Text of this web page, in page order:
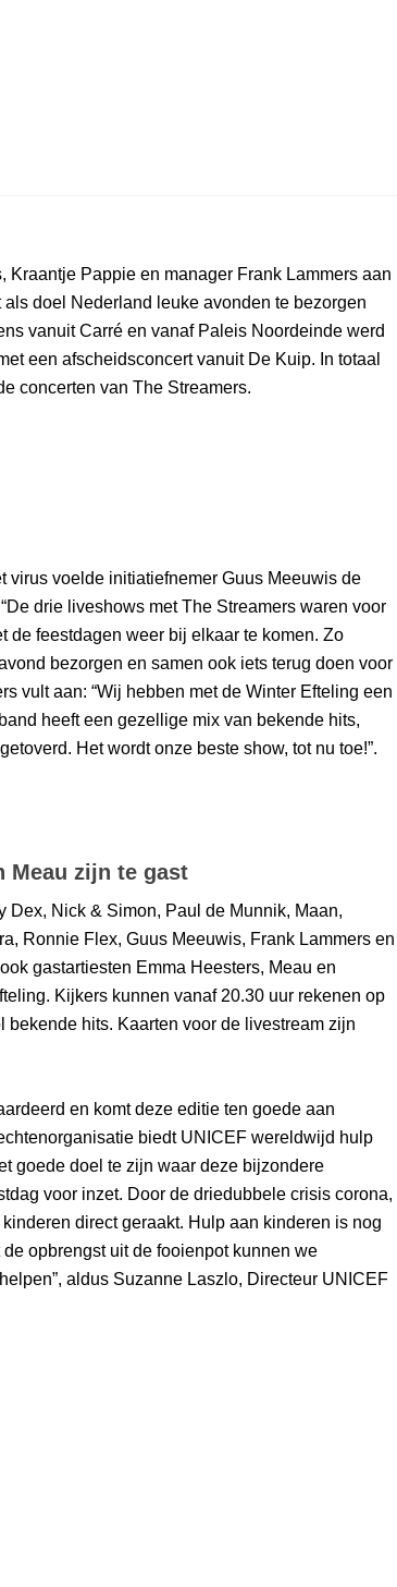
Kraantje Pappie en manager Frank Lammers aan
doel Nederland leuke avonden te bezorgen
vanuit Carré en vanaf Paleis Noordeinde werd
een afscheidsconcert vanuit De Kuip. In totaal
concerten van The Streamers.
virus voelde initiatiefnemer Guus Meeuwis de
drie liveshows met The Streamers waren voor
de feestdagen weer bij elkaar te komen. Zo
bezorgen en samen ook iets terug doen voor
vult aan: “Wij hebben met de Winter Efteling een
heeft een gezellige mix van bekende hits,
Het wordt onze beste show, tot nu toe!”.
Meau zijn te gast
Dex, Nick & Simon, Paul de Munnik, Maan,
Ronnie Flex, Guus Meeuwis, Frank Lammers en
gastartiesten Emma Heesters, Meau en
Kijkers kunnen vanaf 20.30 uur rekenen op
hits. Kaarten voor de livestream zijn
en komt deze editie ten goede aan
biedt UNICEF wereldwijd hulp
goede doel te zijn waar deze bijzondere
voor inzet. Door de driedubbele crisis corona,
direct geraakt. Hulp aan kinderen is nog
opbrengst uit de fooienpot kunnen we
aldus Suzanne Laszlo, Directeur UNICEF